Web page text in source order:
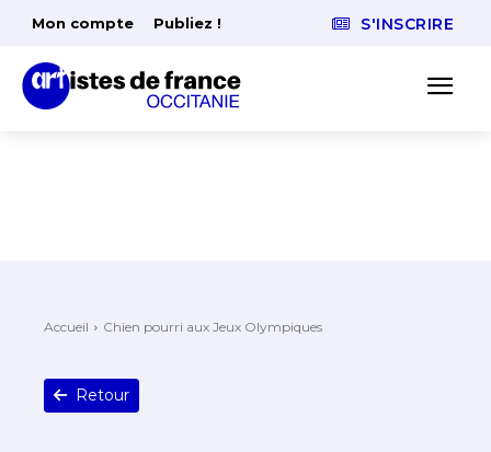
Mon compte Publiez ! S'INSCRIRE
Accueil Chien pourri aux Jeux Olympiques
Retour